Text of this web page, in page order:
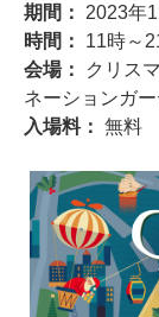
期間： 2023年
時間： 11時～
会場：
クリス
ネーションガ
入場料： 無料